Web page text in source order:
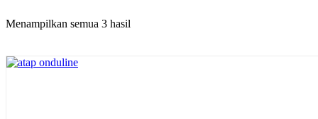
Menampilkan semua 3 hasil